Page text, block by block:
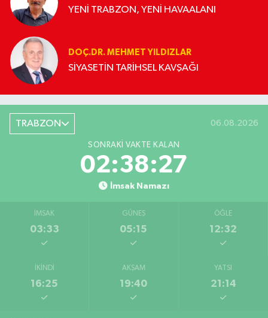
YENİ TRABZON, YENİ HAVAALANI
DOÇ.DR. MEHMET YILDIZLAR
SİYASETİN TARİHSEL KAVŞAĞI
TRABZON 06.08.2026
SONRAKI VAKTE KALAN
02:38:27
İmsak Namazı
İMSAK
03:33
GÜNEŞ
05:15
ÖĞLE
12:32
İKINDI
16:25
AKŞAM
19:40
YATSI
21:14